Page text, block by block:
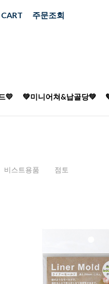
CART 주문조회
💛 💚미니어쳐&납골당💚
비스트용품 점토